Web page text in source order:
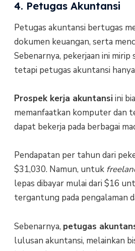
4. Petugas Akuntansi
Petugas akuntansi bertugas
dokumen keuangan, serta
Sebenarnya, pekerjaan ini
tetapi petugas akuntansi
Prospek kerja akuntansiini
memanfaatkan komputer dan
dapat bekerja pada berbagai
Pendapatan per tahun dari
$31,030. Namun, untuk
lepas dibayar mulai dari $16
tergantung pada pengalaman
Sebenarnya, petugas
lulusan akuntansi, melainkan